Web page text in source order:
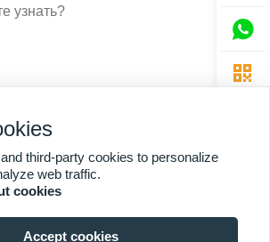
Политика конфиденциальности


third-party cookies to personalize
web traffic.
cookies
Accept cookies